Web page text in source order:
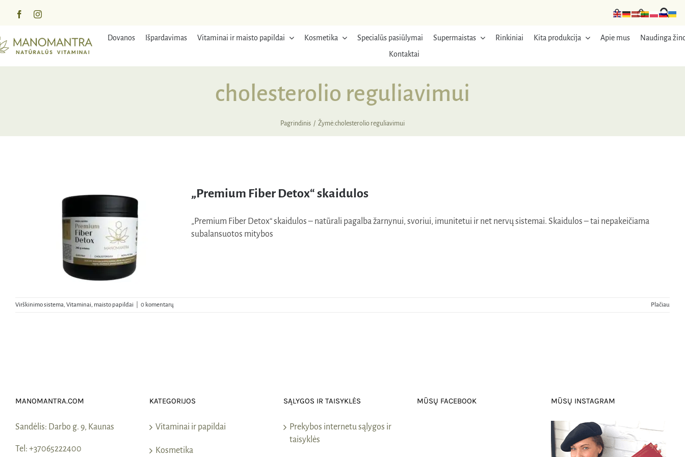
turinį
Dovanos Išpardavimas Vitaminai ir maisto papildai Kosmetika Specialūs pasiūlymai Supermaistas Rinkiniai Kita produkcija Apie mus
Naudinga
Kontaktai
cholesterolio reguliavimui
Pagrindinis Žymė:cholesterolio reguliavimui
„Premium Fiber Detox“ skaidulos
„Premium Fiber Detox“ skaidulos – natūrali pagalba žarnynui, svoriui, imunitetui ir net nervų sistemai. Skaidulos – tai nepakeičiama
subalansuotos mitybos
Virškinimo sistema, Vitaminai, maisto papildai 0 komentarų Plačiau
MANOMANTRA.COM
Sandėlis: Darbo g. 9, Kaunas
Tel: +37065222400
KATEGORIJOS
Vitaminai ir papildai
Kosmetika
SĄLYGOS IR TAISYKLĖS
Prekybos internetu sąlygos ir
taisyklės
MŪSŲ FACEBOOK MŪSŲ INSTAGRAM